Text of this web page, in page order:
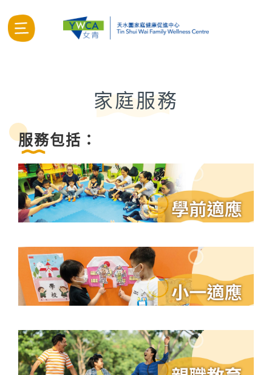
家庭服務
服務包括：